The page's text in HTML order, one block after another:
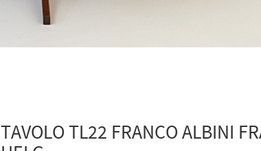
TAVOLO TL22 FRANCO ALBINI